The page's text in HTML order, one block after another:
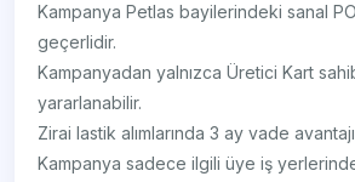
Kampanya Petlas bayilerindeki sanal
geçerlidir.
Kampanyadan yalnızca Üretici Kart
yararlanabilir.
Zirai lastik alımlarında 3 ay vade
Kampanya sadece ilgili üye iş